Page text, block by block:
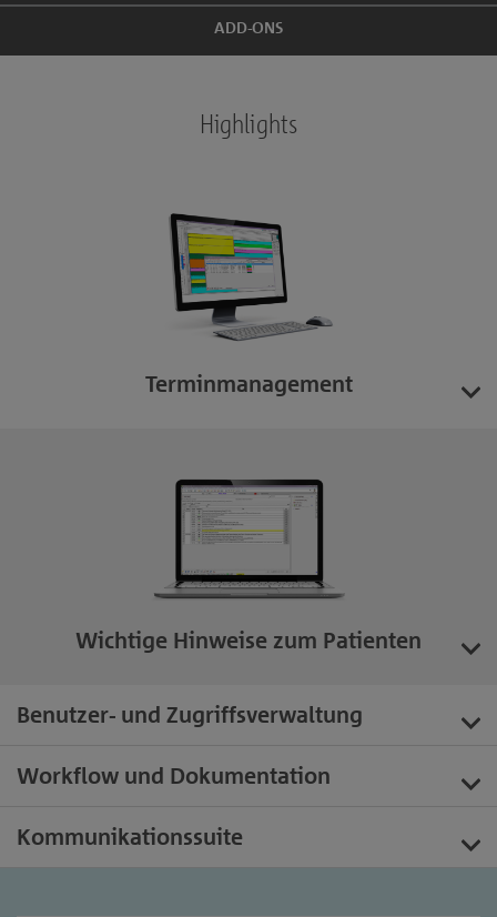
ADD-ONS
Highlights
Terminmanagement
Wichtige Hinweise zum Patienten
Benutzer- und Zugriffsverwaltung
Workflow und Dokumentation
Kommunikationssuite